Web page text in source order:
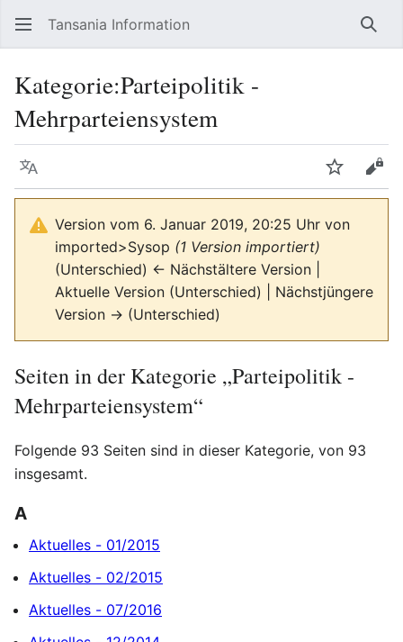
Tansania Information
Kategorie:Parteipolitik -
Mehrparteiensystem
Sprache
Version vom 6. Januar 2019, 20:25 Uhr von
imported>Sysop (1 Version importiert)
(Unterschied) ← Nächstältere Version |
Aktuelle Version (Unterschied) | Nächstjüngere
Version → (Unterschied)
Seiten in der Kategorie „Parteipolitik -
Mehrparteiensystem“
Folgende 93 Seiten sind in dieser Kategorie, von 93
insgesamt.
A
Aktuelles - 01/2015
Aktuelles - 02/2015
Aktuelles - 07/2016